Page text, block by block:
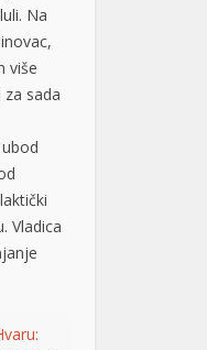
Na
više
sada
Vladica